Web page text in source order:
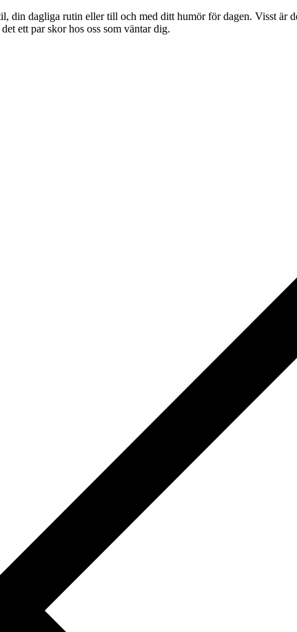
dagliga rutin eller till och med ditt humör för dagen. Visst är
ett par skor hos oss som väntar dig.